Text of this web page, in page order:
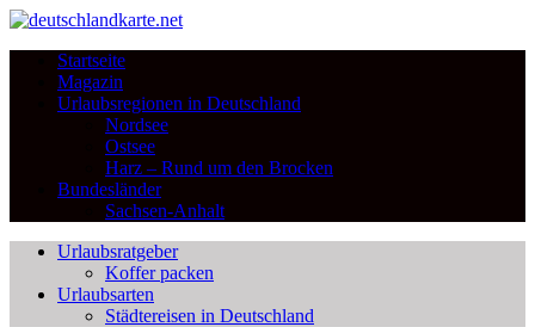
Startseite
Magazin
Urlaubsregionen in Deutschland
Nordsee
Ostsee
Harz – Rund um den Brocken
Bundesländer
Sachsen-Anhalt
Urlaubsratgeber
Koffer packen
Urlaubsarten
Städtereisen in Deutschland